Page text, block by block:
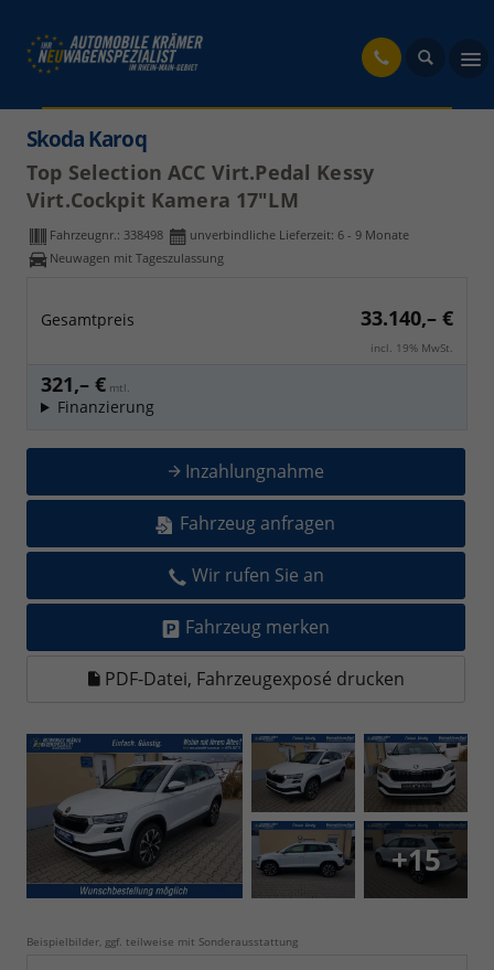
Skoda Karoq
Top Selection ACC Virt.Pedal Kessy
Virt.Cockpit Kamera 17"LM
Fahrzeugnr.: 338498
unverbindliche Lieferzeit: 6 - 9 Monate
Neuwagen mit Tageszulassung
Gesamtpreis 33.140,– €
incl. 19% MwSt.
321,– € mtl.
Finanzierung
Inzahlungnahme
Fahrzeug anfragen
Wir rufen Sie an
Fahrzeug merken
PDF-Datei, Fahrzeugexposé drucken
+15
Beispielbilder, ggf. teilweise mit Sonderausstattung